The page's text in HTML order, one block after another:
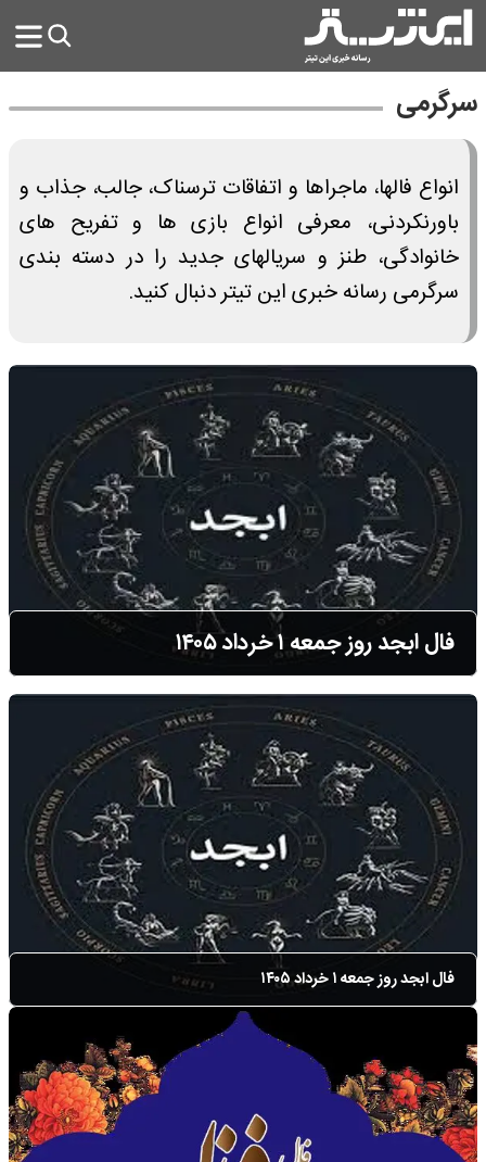
سرگرمی
انواع فالها، ماجراها و اتفاقات ترسناک، جالب، جذاب و
باورنکردنی، معرفی انواع بازی ها و تفریح های
خانوادگی، طنز و سریالهای جدید را در دسته بندی
سرگرمی رسانه خبری این تیتر دنبال کنید.
فال ابجد روز جمعه ۱ خرداد ۱۴۰۵
فال ابجد روز جمعه ۱ خرداد ۱۴۰۵